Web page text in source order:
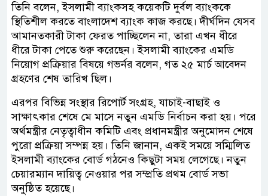
তিনি বলেন, ইসলামী ব্যাংকসহ কয়েকটি দুর্বল ব্যাংককে
স্থিতিশীল করতে বাংলাদেশ ব্যাংক কাজ করছে। দীর্ঘদিন যেসব
আমানতকারী টাকা ফেরত পাচ্ছিলেন না, তারা এখন ধীরে
ধীরে টাকা পেতে শুরু করেছেন। ইসলামী ব্যাংকের এমডি
নিয়োগ প্রক্রিয়ার বিষয়ে গভর্নর বলেন, গত ২৫ মার্চ আবেদন
গ্রহণের শেষ তারিখ ছিল।
এরপর বিভিন্ন সংস্থার রিপোর্ট সংগ্রহ, যাচাই-বাছাই ও
সাক্ষাৎকার শেষে মে মাসে নতুন এমডি নির্বাচন করা হয়। পরে
অর্থমন্ত্রীর নেতৃত্বাধীন কমিটি এবং প্রধানমন্ত্রীর অনুমোদন শেষে
পুরো প্রক্রিয়া সম্পন্ন হয়। তিনি জানান, একই সময়ে সম্মিলিত
ইসলামী ব্যাংকের বোর্ড গঠনেও কিছুটা সময় লেগেছে। নতুন
চেয়ারম্যান দায়িত্ব নেওয়ার পর সম্প্রতি প্রথম বোর্ড সভা
অনুষ্ঠিত হয়েছে।